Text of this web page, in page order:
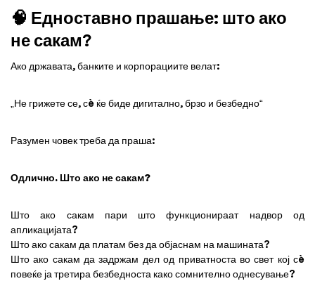
🧠 Едноставно прашање: што ако
не сакам?
Ако државата, банките и корпорациите велат:
„Не грижете се, сè ќе биде дигитално, брзо и безбедно“
Разумен човек треба да праша:
Одлично. Што ако не сакам?
Што ако сакам пари што функционираат надвор од
апликацијата?
Што ако сакам да платам без да објаснам на машината?
Што ако сакам да задржам дел од приватноста во свет кој сè
повеќе ја третира безбедноста како сомнително однесување?